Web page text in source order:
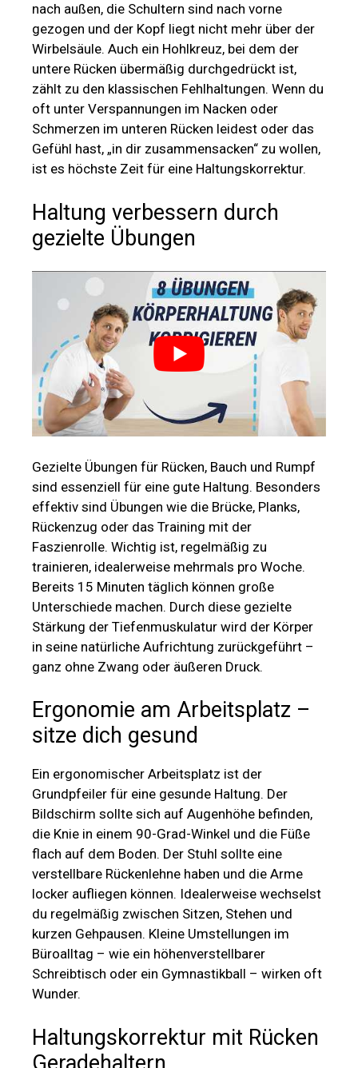
nach außen, die Schultern sind nach vorne
gezogen und der Kopf liegt nicht mehr über der
Wirbelsäule. Auch ein Hohlkreuz, bei dem der
untere Rücken übermäßig durchgedrückt ist,
zählt zu den klassischen Fehlhaltungen. Wenn du
oft unter Verspannungen im Nacken oder
Schmerzen im unteren Rücken leidest oder das
Gefühl hast, „in dir zusammensacken“ zu wollen,
ist es höchste Zeit für eine Haltungskorrektur.
Haltung verbessern durch
gezielte Übungen
Gezielte Übungen für Rücken, Bauch und Rumpf
sind essenziell für eine gute Haltung. Besonders
effektiv sind Übungen wie die Brücke, Planks,
Rückenzug oder das Training mit der
Faszienrolle. Wichtig ist, regelmäßig zu
trainieren, idealerweise mehrmals pro Woche.
Bereits 15 Minuten täglich können große
Unterschiede machen. Durch diese gezielte
Stärkung der Tiefenmuskulatur wird der Körper
in seine natürliche Aufrichtung zurückgeführt –
ganz ohne Zwang oder äußeren Druck.
Ergonomie am Arbeitsplatz –
sitze dich gesund
Ein ergonomischer Arbeitsplatz ist der
Grundpfeiler für eine gesunde Haltung. Der
Bildschirm sollte sich auf Augenhöhe befinden,
die Knie in einem 90-Grad-Winkel und die Füße
flach auf dem Boden. Der Stuhl sollte eine
verstellbare Rückenlehne haben und die Arme
locker aufliegen können. Idealerweise wechselst
du regelmäßig zwischen Sitzen, Stehen und
kurzen Gehpausen. Kleine Umstellungen im
Büroalltag – wie ein höhenverstellbarer
Schreibtisch oder ein Gymnastikball – wirken oft
Wunder.
Haltungskorrektur mit Rücken